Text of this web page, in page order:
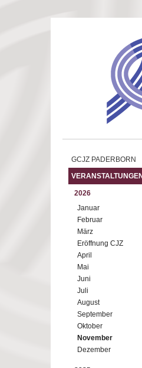
GCJZ PADERBORN
VERANSTALTUNGEN
2026
Januar
Februar
März
Eröffnung CJZ
April
Mai
Juni
Juli
August
September
Oktober
November
Dezember